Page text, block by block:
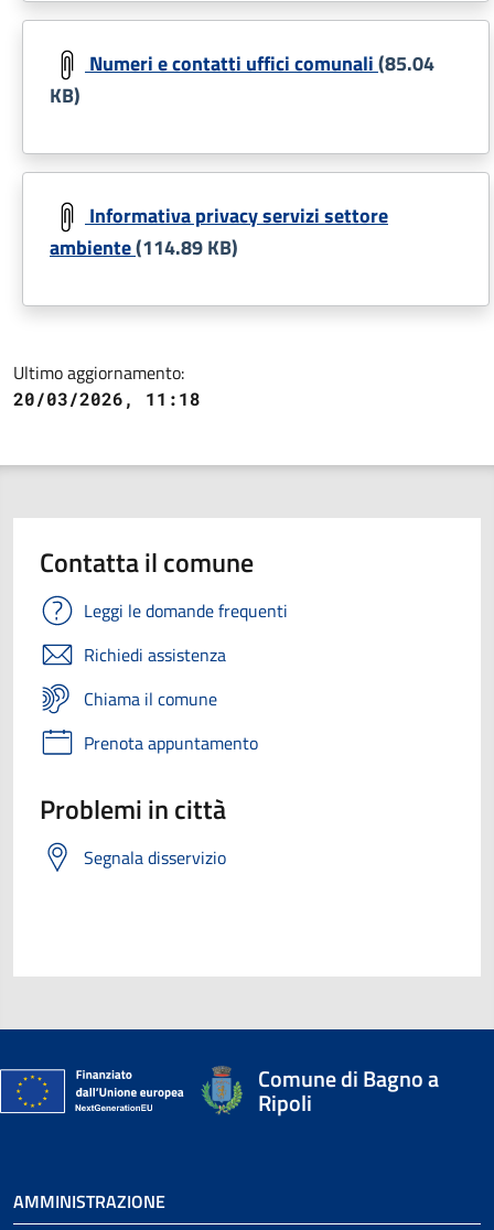
Document
Numeri e contatti uffici comunali(85.04
KB)
Document
Informativa privacy servizi settore
ambiente(114.89 KB)
Ultimo aggiornamento:
20/03/2026, 11:18
Contatta il comune
Leggi le domande frequenti
Richiedi assistenza
Chiama il comune
Prenota appuntamento
Problemi in città
Segnala disservizio
Comune di Bagno a
Ripoli
AMMINISTRAZIONE